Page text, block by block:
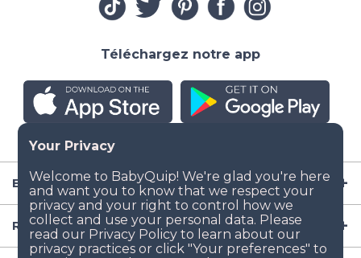
Entreprise
Ressources
Téléchargez notre app